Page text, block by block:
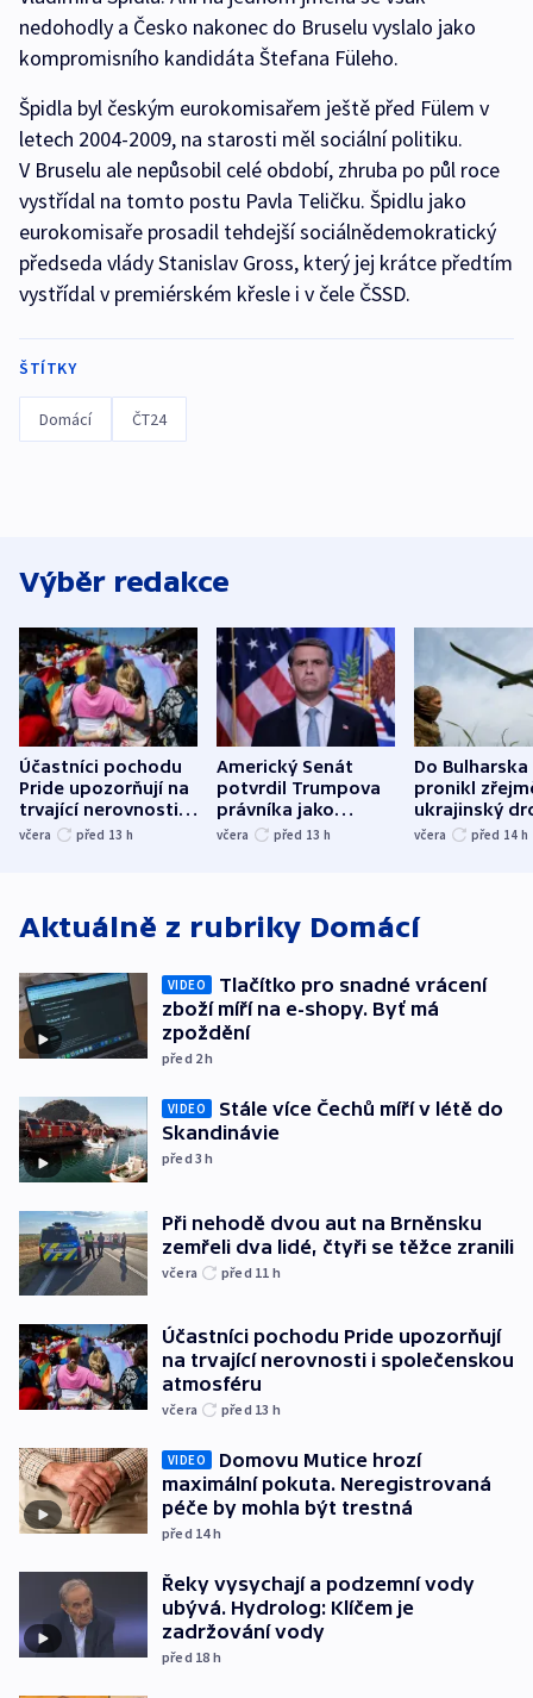
nedohodly a Česko nakonec do Bruselu vyslalo jako
kompromisního kandidáta Štefana Füleho.
Špidla byl českým eurokomisařem ještě před Fülem v
letech 2004-2009, na starosti měl sociální politiku.
V Bruselu ale nepůsobil celé období, zhruba po půl roce
vystřídal na tomto postu Pavla Teličku. Špidlu jako
eurokomisaře prosadil tehdejší sociálnědemokratický
předseda vlády Stanislav Gross, který jej krátce předtím
vystřídal v premiérském křesle i v čele ČSSD.
ŠTÍTKY
Domácí ČT24
Výběr redakce
Účastníci pochodu
Pride upozorňují na
trvající nerovnosti i
společenskou
včera před 13 h
Americký Senát
potvrdil Trumpova
právníka jako
ministra
včera před 13 h
Do Bulharska
pronikl
ukrajinský
explodoval
včera před 14 h
Aktuálně z rubriky Domácí
VIDEO
Tlačítko pro snadné vrácení
zboží míří na e-shopy. Byť má
zpoždění
před 2h
VIDEO
Stále více Čechů míří v létě do
Skandinávie
před 3h
Při nehodě dvou aut na Brněnsku
zemřeli dva lidé, čtyři se těžce zranili
včera před 11 h
Účastníci pochodu Pride upozorňují
na trvající nerovnosti i společenskou
atmosféru
včera před 13 h
VIDEO
Domovu Mutice hrozí
maximální pokuta. Neregistrovaná
péče by mohla být trestná
před 14h
Řeky vysychají a podzemní vody
ubývá. Hydrolog: Klíčem je
zadržování vody
před 18 h